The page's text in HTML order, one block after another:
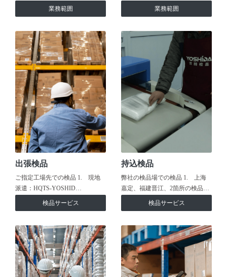
業務範囲 業務範囲
出張検品
ご指定工場先での検品 1. 現地
派遣：HQTS-YOSHID…
検品サービス
持込検品
弊社の検品場での検品 1. 上海
嘉定、福建晋江、2箇所の検品…
検品サービス